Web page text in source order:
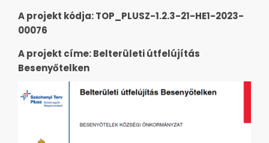
A projekt kódja: TOP_PLUSZ-1.2.3-21-HE1-2023-
00076
A projekt címe: Belterületi útfelújítás
Besenyőtelken